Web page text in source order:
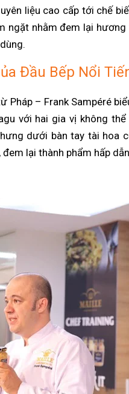
liệu cao cấp tới chế
ngặt nhằm đem lại
Đầu Bếp Nổi
Pháp – Frank Sampéré
với hai gia vị không
dưới bàn tay tài hoa
lại thành phẩm hấp